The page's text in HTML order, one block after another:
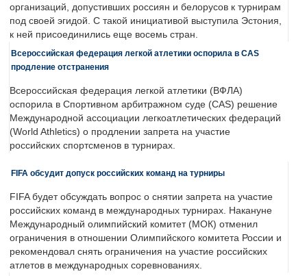
организаций, допустивших россиян и белорусов к турнирам
под своей эгидой. С такой инициативой выступила Эстония,
к ней присоединились еще восемь стран.
Всероссийская федерация легкой атлетики оспорила в CAS
продление отстранения
Всероссийская федерация легкой атлетики (ВФЛА)
оспорила в Спортивном арбитражном суде (CAS) решение
Международной ассоциации легкоатлетических федераций
(World Athletics) о продлении запрета на участие
российских спортсменов в турнирах.
FIFA обсудит допуск российских команд на турниры
FIFA будет обсуждать вопрос о снятии запрета на участие
российских команд в международных турнирах. Накануне
Международный олимпийский комитет (МОК) отменил
ограничения в отношении Олимпийского комитета России и
рекомендовал снять ограничения на участие российских
атлетов в международных соревнованиях.